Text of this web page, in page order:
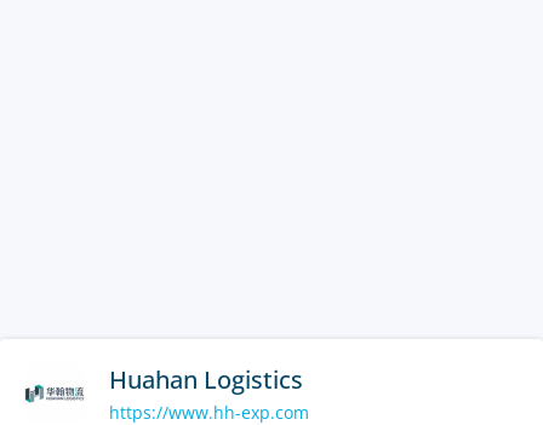
Huahan Logistics
https://www.hh-exp.com